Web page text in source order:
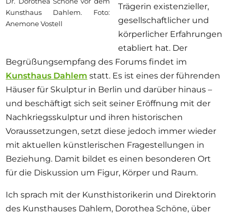
Kunsthaus Dahlem. Foto:
Anemone Vostell
Trägerin existenzieller,
gesellschaftlicher und
körperlicher Erfahrungen
etabliert hat. Der
Begrüßungsempfang des Forums findet im
Kunsthaus Dahlem statt. Es ist eines der führenden
Häuser für Skulptur in Berlin und darüber hinaus–
und beschäftigt sich seit seiner Eröffnung mit der
Nachkriegsskulptur und ihren historischen
Voraussetzungen, setzt diese jedoch immer wieder
mit aktuellen künstlerischen Fragestellungen in
Beziehung. Damit bildet es einen besonderen Ort
für die Diskussion um Figur, Körper und Raum.
Ich sprach mit der Kunsthistorikerin und Direktorin
des Kunsthauses Dahlem, Dorothea Schöne, über